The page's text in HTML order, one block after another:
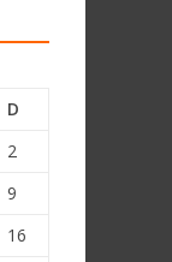
D
2
9
16